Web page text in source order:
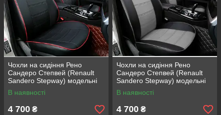
Чохли на сидіння Рено
Сандеро Степвей (Renault
Sandero Stepway) модельні
MAX з екошкіри
В наявності
4 700 ₴
Чохли на сидіння Рено
Сандеро Степвей (Renault
Sandero Stepway) модельні
MAX з екошкіри Чорно-сірий,
графіт
В наявності
4 700 ₴